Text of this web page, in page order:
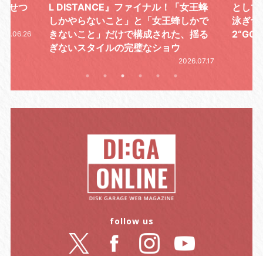
せつ
L DISTANCE』ファイナル！「女王蜂
しかやらないこと」と「女王蜂しかで
きないこと」だけで構成された、揺る
ぎないスタイルの完璧なショウ
2026.07.17
とし
泳ぎ切
follow us